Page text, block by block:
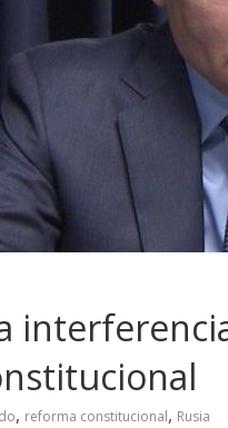
, reforma constitucional, Rusia